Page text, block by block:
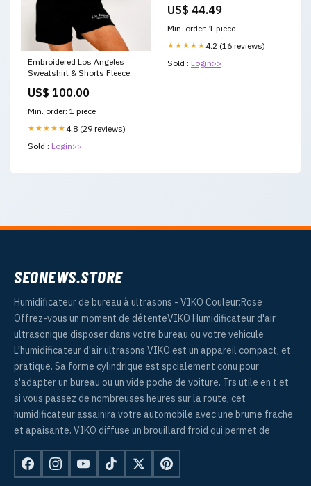
Embroidered Los Angeles
Sweatshirt & Shorts Fleece
US$ 100.00
Min. order: 1 piece
★★★★★ 4.8 (29 reviews)
Sold : Login>>
US$ 44.49
Min. order: 1 piece
★★★★★ 4.2 (16 reviews)
Sold : Login>>
SEONEWS.STORE
Humidificateur de bureau à ultrasons - VIKO Couleur:Rose
Offrez-vous un moment de détenteVIKO Humidificateur d'air
ultrasonique disposer dans votre bureau ou votre vehicule
L'humidificateur d'air ultrasons VIKO est un appareil compact, et
pratique. Sa forme cylindrique est spcialement conu pour
s'adapter un bureau ou un vide poche de voiture. Trs utile en t et
si vous passez de nombreuses heures sur la route, cet
humidificateur assainira votre automobile avec une brume frache
et apaisante. VIKO diffuse un brouillard froid qui permet de